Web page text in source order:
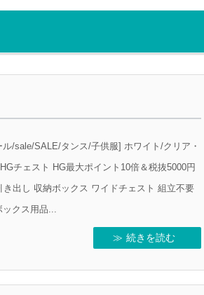
/sale/SALE/タンス/子供服] ホワイト/クリア・
チェスト HG最大ポイント10倍＆税抜5000円
出し 収納ボックス ワイドチェスト 組立不要
ックス用品...
続きを読む